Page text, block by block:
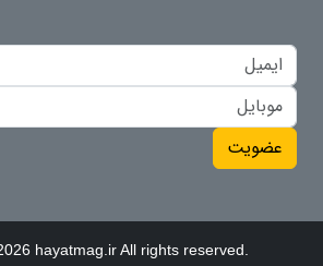
عضویت
hayatmag.ir All rights reserved.